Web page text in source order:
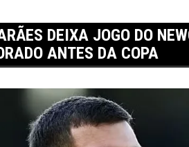
DEIXA JOGO DO
ANTES DA COPA